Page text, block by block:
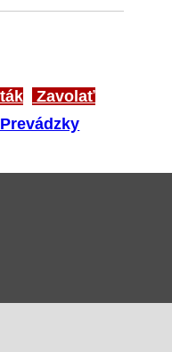
Zavolať